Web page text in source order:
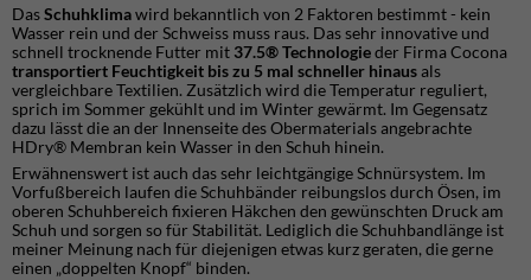
DasSchuhklimawird bekanntlich von 2 Faktoren bestimmt - kein
Wasser rein und der Schweiss muss raus. Das sehr innovative und
schnell trocknende Futter mit 37.5® Technologieder Firma Cocona
transportiert Feuchtigkeit bis zu 5 mal schneller hinausals
vergleichbare Textilien. Zusätzlich wird die Temperatur reguliert,
sprich im Sommer gekühlt und im Winter gewärmt. Im Gegensatz
dazu lässt die an der Innenseite des Obermaterials angebrachte
HDry® Membran kein Wasser in den Schuh hinein.
Erwähnenswert ist auch das sehr leichtgängige Schnürsystem. Im
Vorfußbereich laufen die Schuhbänder reibungslos durch Ösen, im
oberen Schuhbereich fixieren Häkchen den gewünschten Druck am
Schuh und sorgen so für Stabilität. Lediglich die Schuhbandlänge ist
meiner Meinung nach für diejenigen etwas kurz geraten, die gerne
einen „doppelten Knopf“ binden.